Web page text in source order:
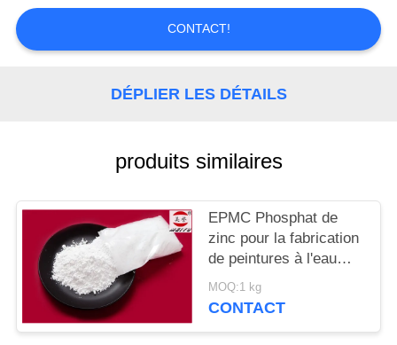
QUALITÉ
CONTACTER
DEMANDEZ
DEVIS
PLAN
SITE
CONTACT!
DÉPLIER LES DÉTAILS
produits similaires
EPMC Phosphat de
zinc pour la fabrication
de peintures à l'eau
avec des peintures
antirouille basses en
MOQ:1 kg
CONTACT